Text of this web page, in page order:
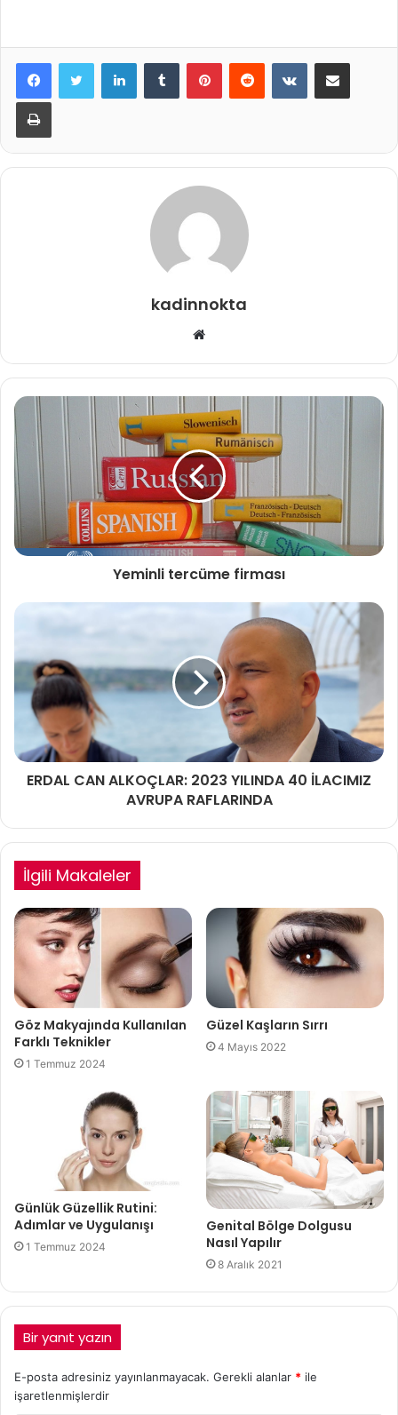
LinkedInTumblr PinterestReddit VKontakteE-Posta ile paylaş
Yazdır
kadinnokta
Web
Yeminli tercüme firması
ERDAL CAN ALKOÇLAR: 2023 YILINDA 40 İLACIMIZ
AVRUPA RAFLARINDA
İlgili Makaleler
Göz Makyajında Kullanılan
Farklı Teknikler
1 Temmuz 2024
Güzel Kaşların Sırrı
4 Mayıs 2022
Günlük Güzellik Rutini:
Adımlar ve Uygulanışı
1 Temmuz 2024
Genital Bölge Dolgusu
Nasıl Yapılır
8 Aralık 2021
Bir yanıt yazın
E-posta adresiniz yayınlanmayacak. Gerekli alanlar * ile
işaretlenmişlerdir